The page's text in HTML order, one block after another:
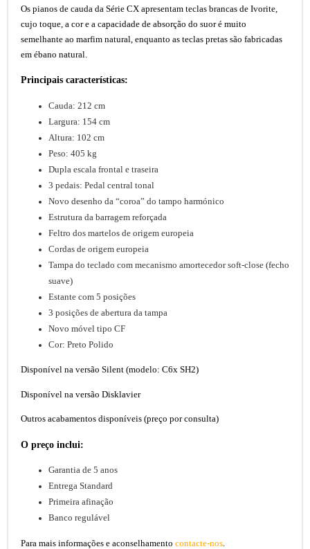
Os pianos de cauda da Série CX apresentam teclas brancas de Ivorite,
cujo toque, a cor e a capacidade de absorção do suor é muito
semelhante ao marfim natural, enquanto as teclas pretas são fabricadas
em ébano natural.
Principais características:
Cauda: 212 cm
Largura: 154 cm
Altura: 102 cm
Peso: 405 kg
Dupla escala frontal e traseira
3 pedais: Pedal central tonal
Novo desenho da “coroa” do tampo harmónico
Estrutura da barragem reforçada
Feltro dos martelos de origem europeia
Cordas de origem europeia
Tampa do teclado com mecanismo amortecedor soft-close (fecho
suave)
Estante com 5 posições
3 posições de abertura da tampa
Novo móvel tipo CF
Cor: Preto Polido
Disponível na versão Silent (modelo: C6x SH2)
Disponível na versão Disklavier
Outros acabamentos disponíveis (preço por consulta)
O preço inclui:
Garantia de 5 anos
Entrega Standard
Primeira afinação
Banco regulável
Para mais informações e aconselhamento contacte-nos.